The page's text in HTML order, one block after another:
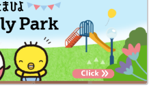
して10年ぶりに妊娠・出産した
稚園児に！妊娠・育児の記録を
。